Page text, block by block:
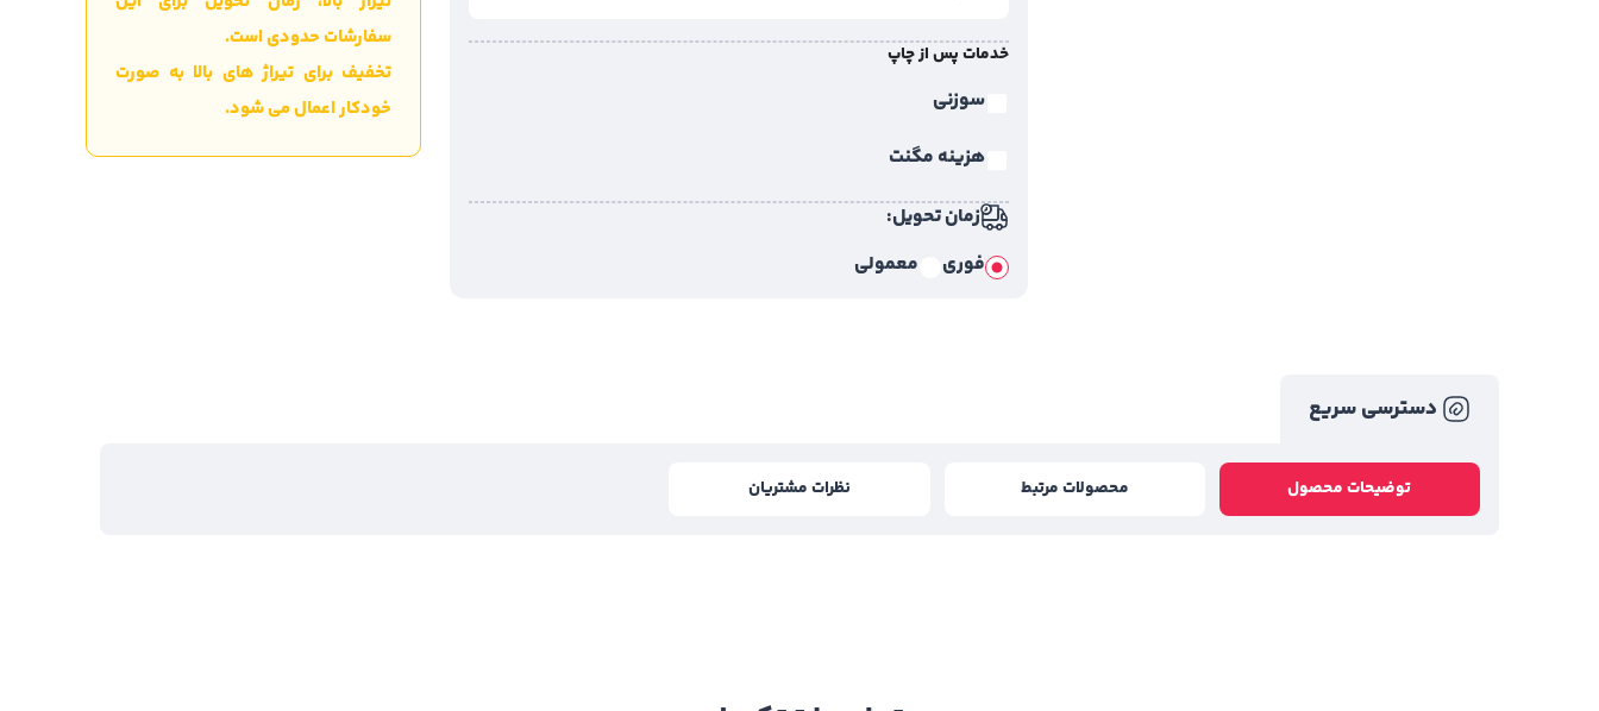
خدمات پس از چاپ
سوزنی
هزینه مگنت
زمان تحویل:
فوری
معمولی
سفارشات حدودی است.
تخفیف برای تیراژ های بالا به صورت
خودکار اعمال می شود.
دسترسی سریع
توضیحات محصول محصولات مرتبط نظرات مشتریان